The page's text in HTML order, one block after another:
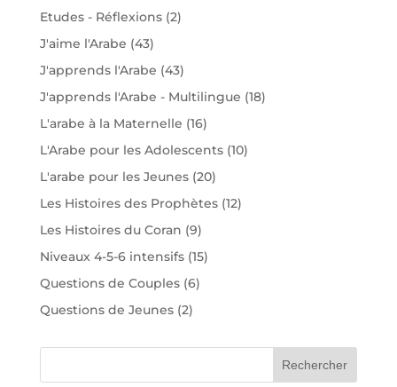
Etudes - Réflexions (2)
J'aime l'Arabe (43)
J'apprends l'Arabe (43)
J'apprends l'Arabe - Multilingue (18)
L'arabe à la Maternelle (16)
L'Arabe pour les Adolescents (10)
L'arabe pour les Jeunes (20)
Les Histoires des Prophètes (12)
Les Histoires du Coran (9)
Niveaux 4-5-6 intensifs (15)
Questions de Couples (6)
Questions de Jeunes (2)